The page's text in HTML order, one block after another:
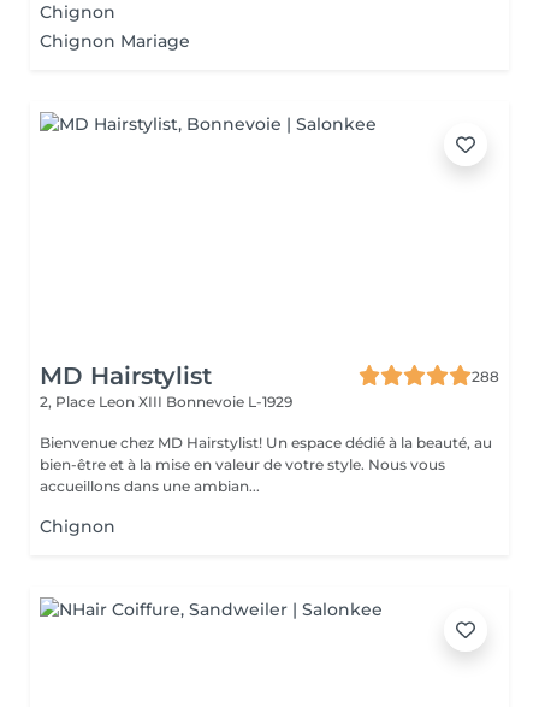
Chignon
Chignon Mariage
MD Hairstylist
288
2, Place Leon XIII Bonnevoie L-1929
Bienvenue chez MD Hairstylist! Un espace dédié à la beauté, au
bien-être et à la mise en valeur de votre style. Nous vous
accueillons dans une ambian...
Chignon